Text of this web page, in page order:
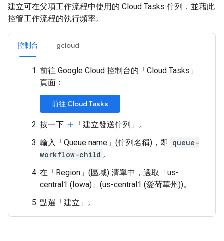
建立可在父項工作流程中使用的 Cloud Tasks 佇列，並藉此
控管工作流程的執行頻率。
控制台 gcloud
前往 Google Cloud 控制台的「Cloud Tasks」
頁面：
前往 Cloud Tasks
按一下 add 「建立發送佇列」 。
輸入「Queue name」(佇列名稱) ，即 queue-
workflow-child 。
在「Region」(區域) 清單中，選取「us-
central1 (Iowa)」(us-central1 (愛荷華州))。
點選「建立」 。